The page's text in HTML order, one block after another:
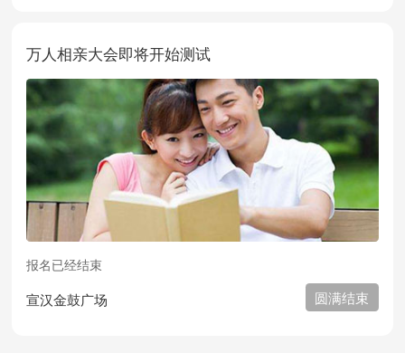
万人相亲大会即将开始测试
报名已经结束
宣汉金鼓广场 圆满结束